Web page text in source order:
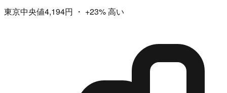
東京中央値4,194円 ・ +23%高い